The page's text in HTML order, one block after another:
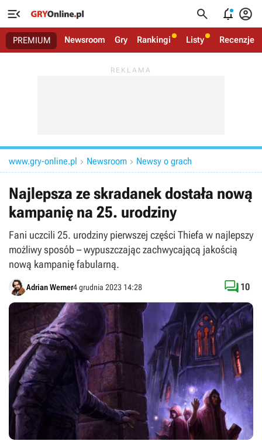
   
PREMIUM Newsroom Gry Rankingi Listy Recenzje
www.gry-online.pl  Newsroom  Newsy o grach
Najlepsza ze skradanek dostała nową
kampanię na 25. urodziny
Fani uczcili 25. urodziny pierwszej części Thiefa w najlepszy
możliwy sposób – wypuszczając zachwycającą jakością
nową kampanię fabularną.
Adrian Werner4 grudnia 2023 14:28  10